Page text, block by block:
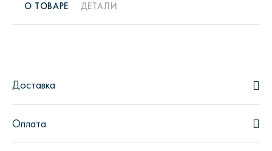
О ТОВАРЕ ДЕТАЛИ
Доставка
Оплата